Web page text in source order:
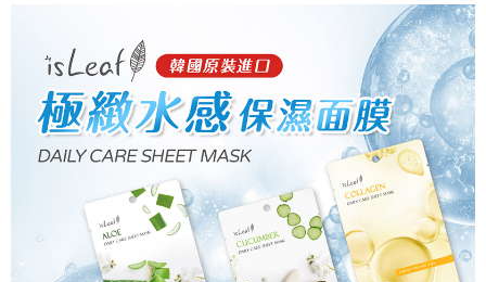
【「AFTEE先享後付」結帳流程】
１．於結帳方式選擇「AFTEE先享後付」後，將跳轉至「AFTEE先享後付」
結帳頁面，進行簡訊認證並確認金額後，即可完成結帳。
２．訂單成立數日內，您將收到繳費通知簡訊。
３．收到繳費通知簡訊後14天內，點擊此簡訊中的連結，可透過四大超商／
ATM／網路銀行／等多元方式進行付款，方視為交易完成。
※ 請注意：結帳手續完成當下不需立刻繳費，但若您需要取消訂單，請聯絡
購買商品的店家。未經商家同意取消之訂單仍視為有效，需透過AFTEE先享
後付繳納相關費用。
※ 交易是否成功請以「AFTEE先享後付 」之結帳頁面顯示為準，若有關於
是否繳費成功／繳費後需取消欲退款等相關疑問，請聯繫「AFTEE先享後付
客戶支援中心」
https://netprotections.freshdesk.com/support/home
每筆NT$80，滿NT$999(含以上)免運費
先付款後全家取貨
每筆NT$80，滿NT$999(含以上)免運費
7-11取貨付款
每筆NT$80，滿NT$999(含以上)免運費
先付款後7-11取貨
每筆NT$80，滿NT$999(含以上)免運費